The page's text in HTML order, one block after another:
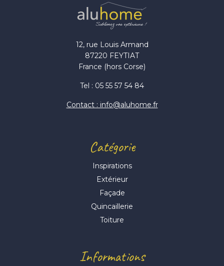
12, rue Louis Armand
87220 FEYTIAT
France (hors Corse)
Tel : 05 55 57 54 84
Contact : info@aluhome.fr
Catégorie
Inspirations
Extérieur
Façade
Quincaillerie
Toiture
Informations